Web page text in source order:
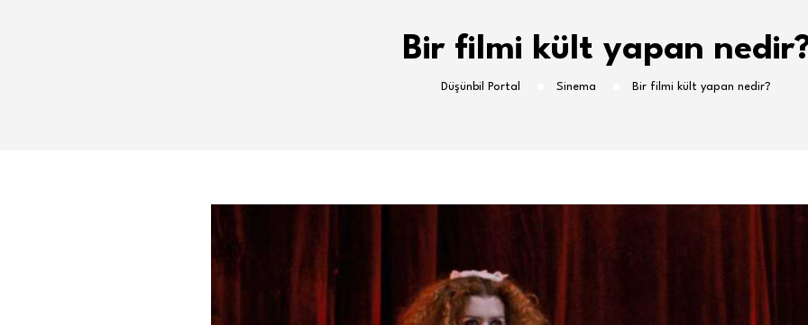
Bir filmi kült yapan
Düşünbil Portal Sinema Bir filmi kült yapan nedir?